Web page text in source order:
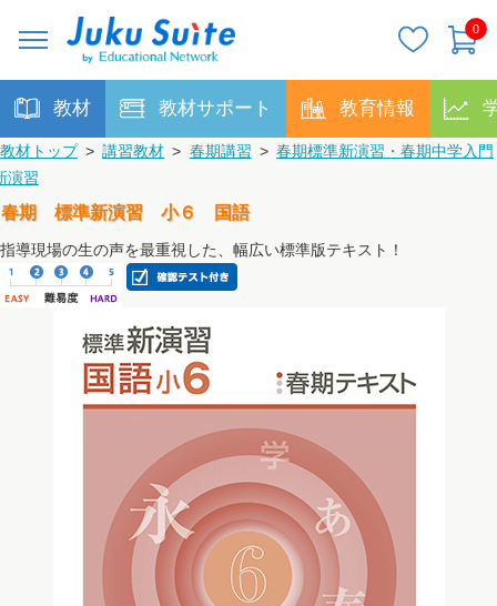
0
教材 教材サポート 教育情報
教材トップ > 講習教材 > 春期講習 > 春期標準新演習・春期中学入門
演習
春期 標準新演習 小６ 国語
指導現場の生の声を最重視した、幅広い標準版テキスト！